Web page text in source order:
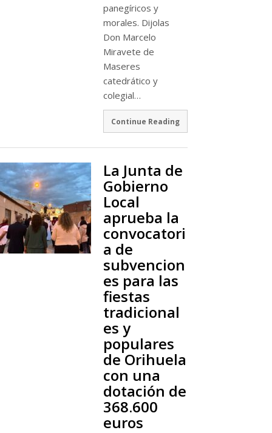
panegíricos y
morales. Dijolas
Don Marcelo
Miravete de
Maseres
catedrático y
colegial…
Continue Reading
La Junta de
Gobierno
Local
aprueba la
convocatori
a de
subvencion
es para las
fiestas
tradicional
es y
populares
de Orihuela
con una
dotación de
368.600
euros